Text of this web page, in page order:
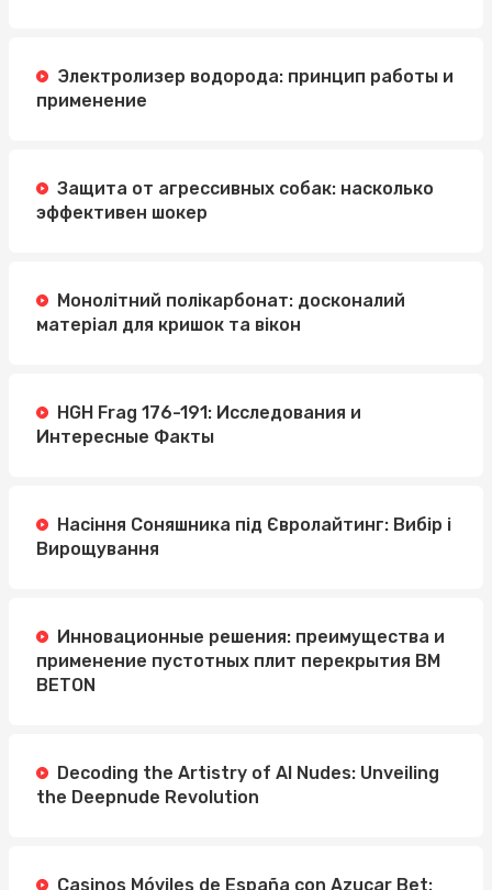
Электролизер водорода: принцип работы и
применение
Защита от агрессивных собак: насколько
эффективен шокер
Монолітний полікарбонат: досконалий
матеріал для кришок та вікон
HGH Frag 176-191: Исследования и
Интересные Факты
Насіння Соняшника під Євролайтинг: Вибір і
Вирощування
Инновационные решения: преимущества и
применение пустотных плит перекрытия BM
BETON
Decoding the Artistry of AI Nudes: Unveiling
the Deepnude Revolution
Casinos Móviles de España con Azucar Bet: